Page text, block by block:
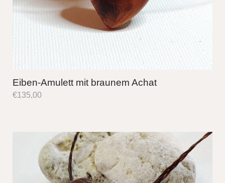
Eiben-Amulett mit braunem Achat
€135,00